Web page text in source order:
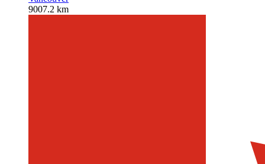
9007.2 km